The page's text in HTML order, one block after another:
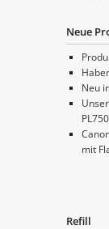
Neue
Neu
mit
Refill